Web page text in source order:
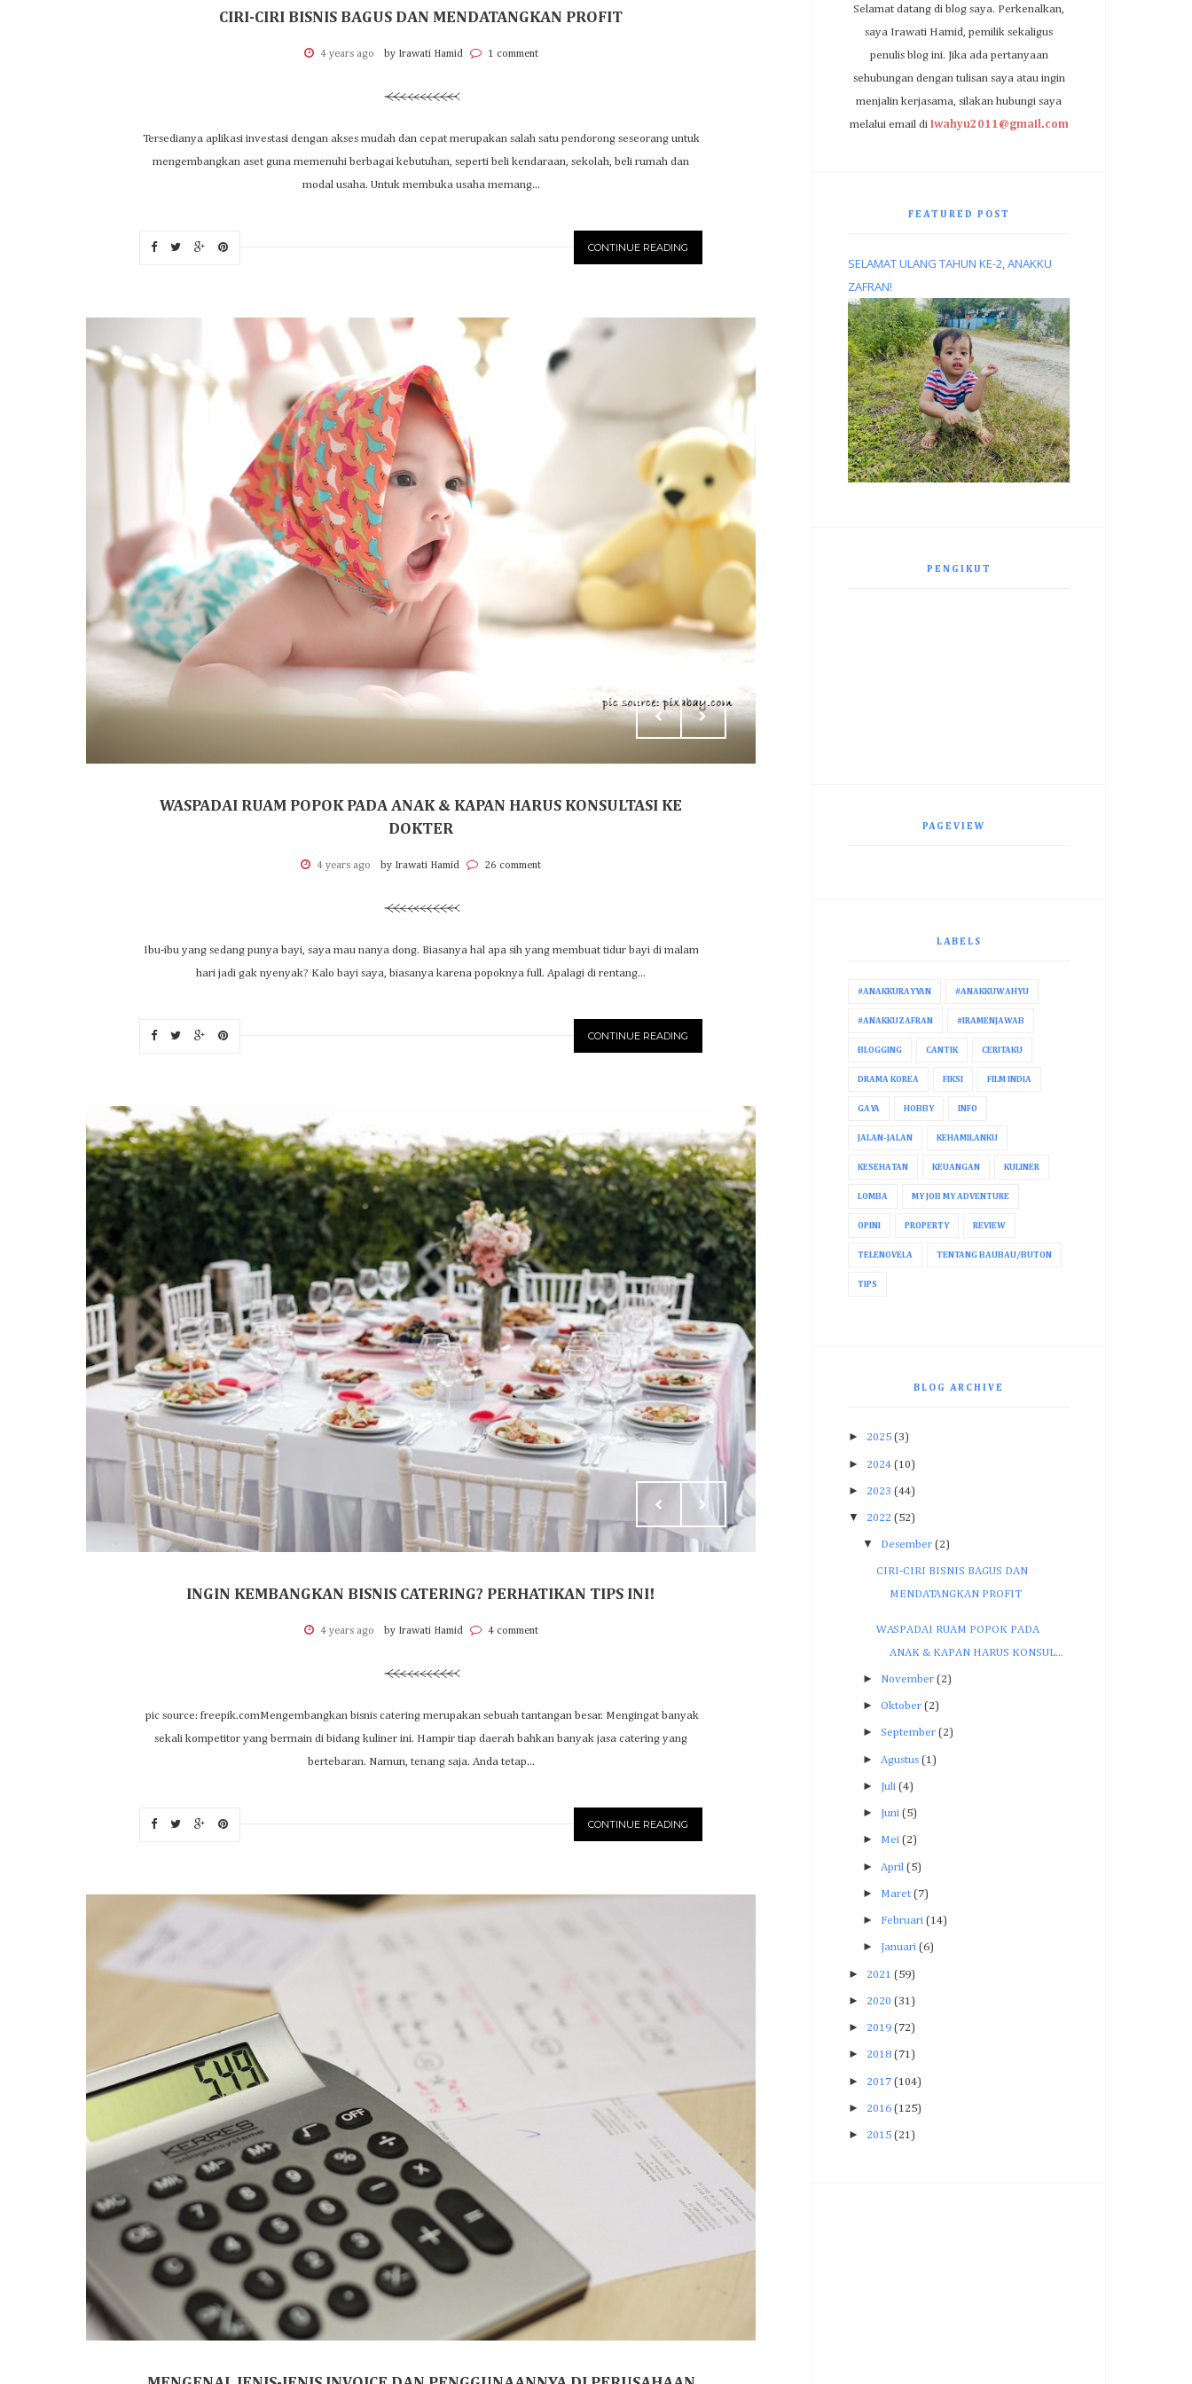
CIRI-CIRI BISNIS BAGUS DAN MENDATANGKAN PROFIT
4 years ago by Irawati Hamid 1 comment
Tersedianya aplikasi investasi dengan akses mudah dan cepat merupakan salah satu pendorong seseorang untuk
mengembangkan aset guna memenuhi berbagai kebutuhan, seperti beli kendaraan, sekolah, beli rumah dan
modal usaha. Untuk membuka usaha memang...
CONTINUE READING
WASPADAI RUAM POPOK PADA ANAK & KAPAN HARUS KONSULTASI KE
DOKTER
4 years ago by Irawati Hamid 26 comment
Ibu-ibu yang sedang punya bayi, saya mau nanya dong. Biasanya hal apa sih yang membuat tidur bayi di malam
hari jadi gak nyenyak? Kalo bayi saya, biasanya karena popoknya full. Apalagi di rentang...
CONTINUE READING
INGIN KEMBANGKAN BISNIS CATERING? PERHATIKAN TIPS INI!
4 years ago by Irawati Hamid 4 comment
pic source: freepik.comMengembangkan bisnis catering merupakan sebuah tantangan besar. Mengingat banyak
sekali kompetitor yang bermain di bidang kuliner ini. Hampir tiap daerah bahkan banyak jasa catering yang
bertebaran. Namun, tenang saja. Anda tetap...
CONTINUE READING
Selamat datang di blog saya. Perkenalkan,
saya Irawati Hamid, pemilik sekaligus
penulis blog ini. Jika ada pertanyaan
sehubungan dengan tulisan saya atau ingin
menjalin kerjasama, silakan hubungi saya
melalui email di iwahyu2011@gmail.com
FEATURED POST
SELAMAT ULANG TAHUN KE-2, ANAKKU
ZAFRAN!
PENGIKUT
PAGEVIEW
LABELS
#ANAKKURAYYAN #ANAKKUWAHYU
#ANAKKUZAFRAN #IRAMENJAWAB
BLOGGING CANTIK CERITAKU
DRAMA KOREA FIKSI FILM INDIA
GAYA HOBBY INFO
JALAN-JALAN KEHAMILANKU
KESEHATAN KEUANGAN KULINER
LOMBA MY JOB MY ADVENTURE
OPINI PROPERTY REVIEW
TELENOVELA TENTANG BAUBAU/BUTON
TIPS
BLOG ARCHIVE
► 2025 (3)
► 2024 (10)
► 2023 (44)
▼ 2022 (52)
▼ Desember (2)
CIRI-CIRI BISNIS BAGUS DAN
MENDATANGKAN PROFIT
WASPADAI RUAM POPOK PADA
ANAK & KAPAN HARUS KONSUL...
► November (2)
► Oktober (2)
► September (2)
► Agustus (1)
► Juli (4)
► Juni (5)
► Mei (2)
► April (5)
► Maret (7)
► Februari (14)
► Januari (6)
► 2021 (59)
► 2020 (31)
► 2019 (72)
► 2018 (71)
► 2017 (104)
► 2016 (125)
► 2015 (21)